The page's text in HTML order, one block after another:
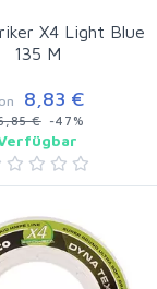
X4 Light Blue
135 M
8,83 €
€-47%